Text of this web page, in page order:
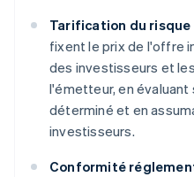
Tarification du risque
fixent le prix de l'offre
des investisseurs et
l'émetteur, en
déterminé et en
investisseurs.
Conformité